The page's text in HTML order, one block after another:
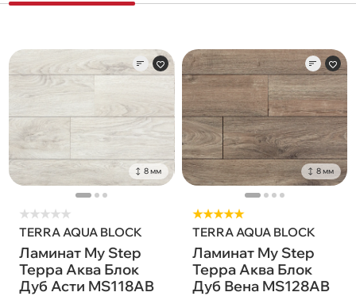
8 мм
★★★★★
TERRA AQUA BLOCK
Ламинат My Step
Терра Аква Блок
Дуб Асти MS118AB
8 мм
★★★★★
TERRA AQUA BLOCK
Ламинат My Step
Терра Аква Блок
Дуб Вена MS128AB